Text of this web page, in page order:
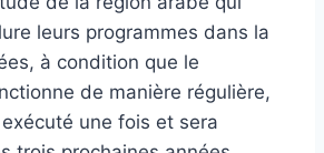
leurs programmes dans la
à condition que le
de manière régulière,
exécuté une fois et sera